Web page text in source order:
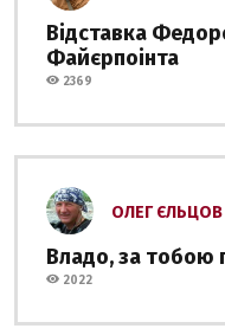
Відставка
Файєрпоінта
2369
ОЛЕГ ЄЛЬЦОВ
Владо, за тобою
2022